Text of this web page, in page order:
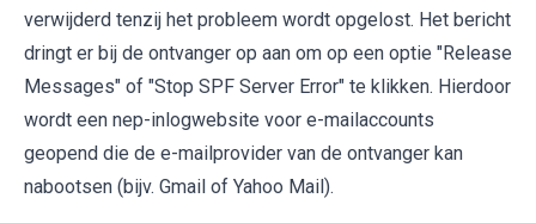
verwijderd tenzij het probleem wordt opgelost. Het bericht
dringt er bij de ontvanger op aan om op een optie "Release
Messages" of "Stop SPF Server Error" te klikken. Hierdoor
wordt een nep-inlogwebsite voor e-mailaccounts
geopend die de e-mailprovider van de ontvanger kan
nabootsen (bijv. Gmail of Yahoo Mail).